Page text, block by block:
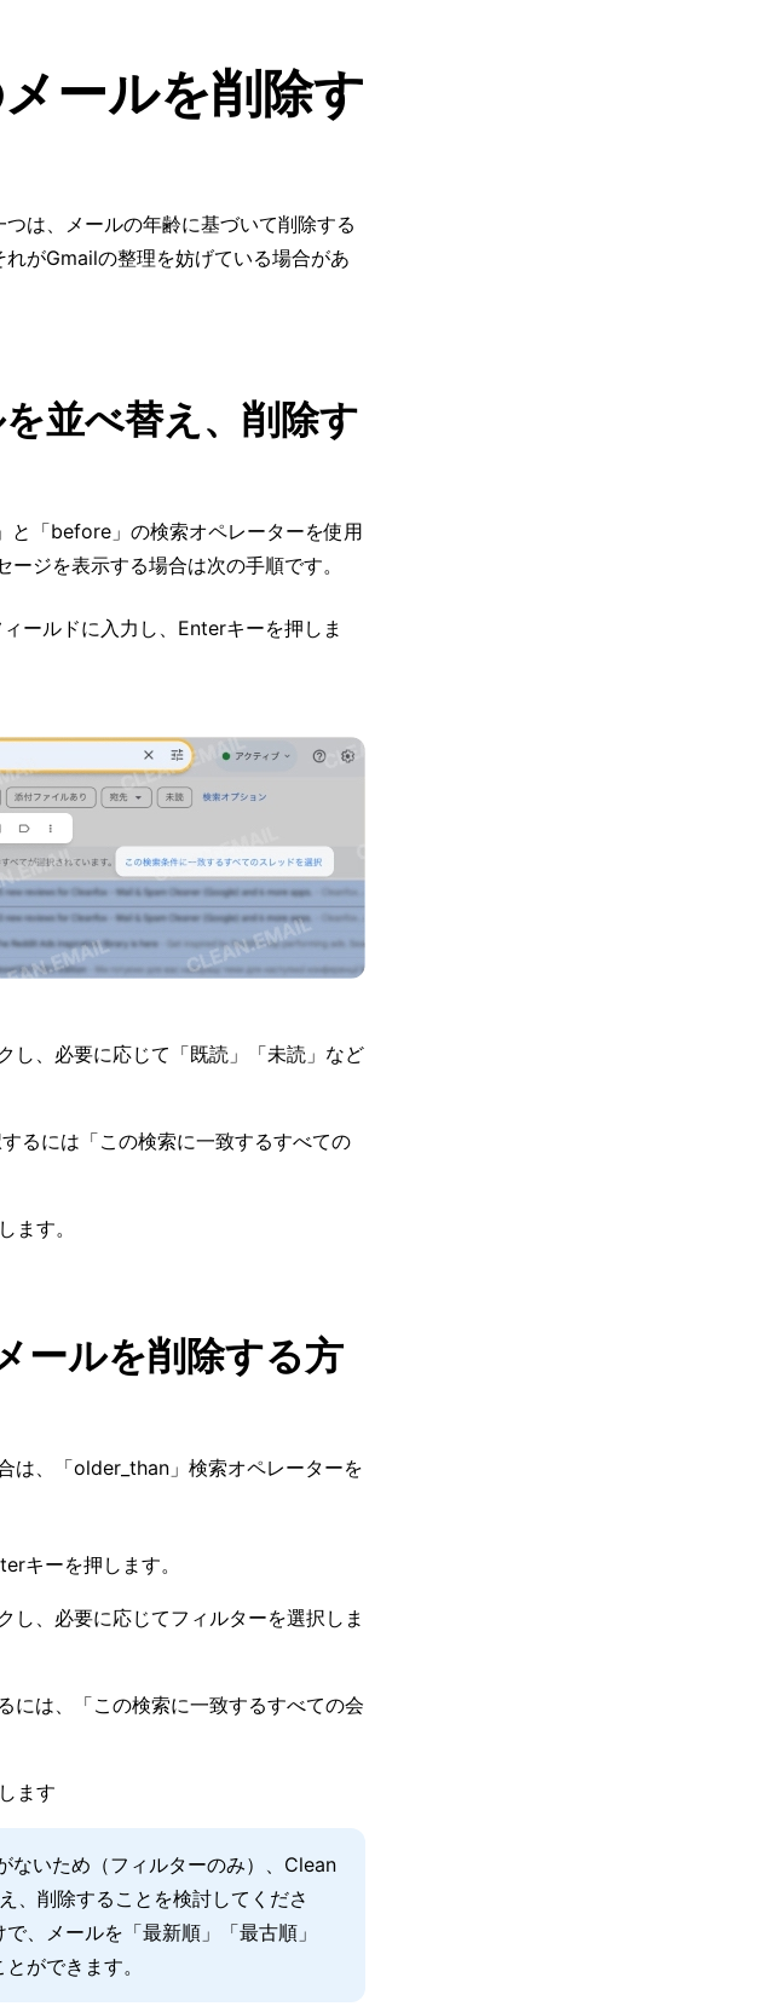
ールを削除す
は、メールの年齢に基づいて削除する
がGmailの整理を妨げている場合があ
並べ替え、削除す
と「before」の検索オペレーターを使用
ジを表示する場合は次の手順です。
ールドに入力し、Enterキーを押しま
し、必要に応じて「既読」「未読」など
るには「この検索に一致するすべての
ます。
ールを削除する方
は、「older_than」検索オペレーターを
キーを押します。
し、必要に応じてフィルターを選択しま
には、「この検索に一致するすべての会
ます
ないため（フィルターのみ）、Clean
、削除することを検討してくださ
、メールを「最新順」「最古順」
ができます。